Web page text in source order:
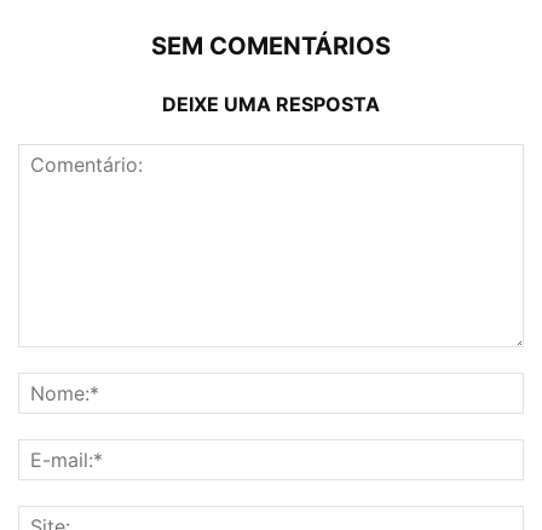
SEM COMENTÁRIOS
DEIXE UMA RESPOSTA